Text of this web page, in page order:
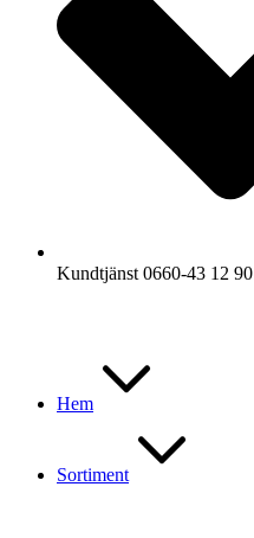
Kundtjänst 0660-43 12 90
Hem
Sortiment